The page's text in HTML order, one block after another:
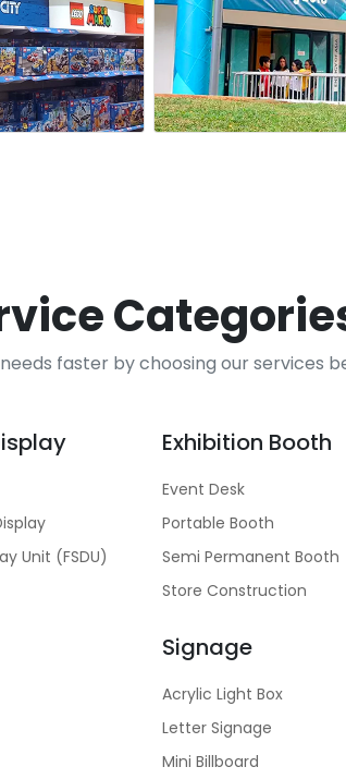
faster by choosing our services
Unit (FSDU)
Exhibition Booth
Event Desk
Portable Booth
Semi Permanent Booth
Store Construction
Signage
Acrylic Light Box
Letter Signage
Mini Billboard